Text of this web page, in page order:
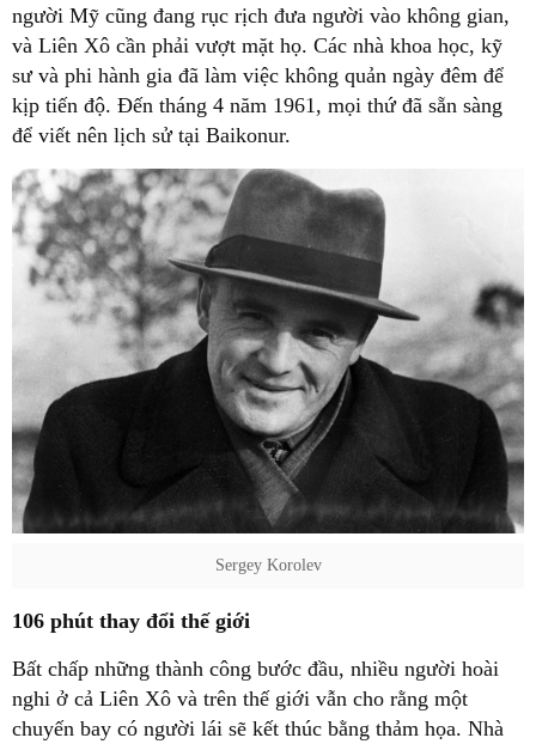
người Mỹ cũng đang rục rịch đưa người vào không gian,
và Liên Xô cần phải vượt mặt họ. Các nhà khoa học, kỹ
sư và phi hành gia đã làm việc không quản ngày đêm để
kịp tiến độ. Đến tháng 4 năm 1961, mọi thứ đã sẵn sàng
để viết nên lịch sử tại Baikonur.
Sergey Korolev
106 phút thay đổi thế giới
Bất chấp những thành công bước đầu, nhiều người hoài
nghi ở cả Liên Xô và trên thế giới vẫn cho rằng một
chuyến bay có người lái sẽ kết thúc bằng thảm họa. Nhà